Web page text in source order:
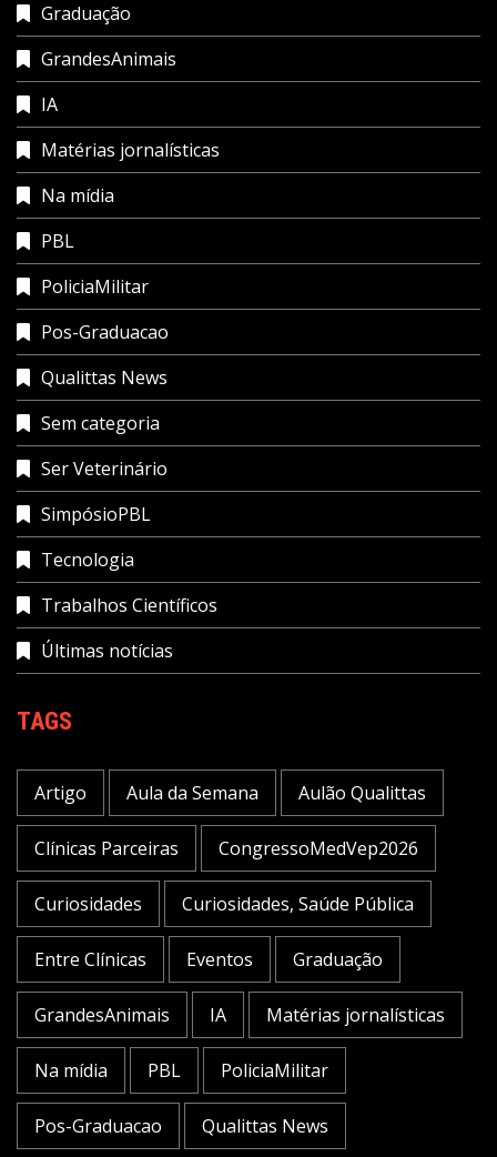
Graduação
GrandesAnimais
IA
Matérias jornalísticas
Na mídia
PBL
PoliciaMilitar
Pos-Graduacao
Qualittas News
Sem categoria
Ser Veterinário
SimpósioPBL
Tecnologia
Trabalhos Científicos
Últimas notícias
TAGS
Artigo Aula da Semana Aulão Qualittas
Clínicas Parceiras CongressoMedVep2026
Curiosidades Curiosidades, Saúde Pública
Entre Clínicas Eventos Graduação
GrandesAnimais IA Matérias jornalísticas
Na mídia PBL PoliciaMilitar
Pos-Graduacao Qualittas News